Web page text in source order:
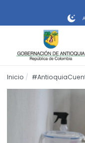
sitio
de
accesibilidad.
Inicio